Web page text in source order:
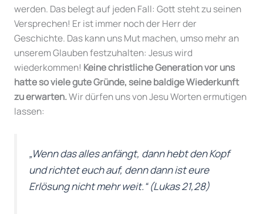
werden. Das belegt auf jeden Fall: Gott steht zu seinen
Versprechen! Er ist immer noch der Herr der
Geschichte. Das kann uns Mut machen, umso mehr an
unserem Glauben festzuhalten: Jesus wird
wiederkommen! Keine christliche Generation vor uns
hatte so viele gute Gründe, seine baldige Wiederkunft
zu erwarten.Wir dürfen uns von Jesu Worten ermutigen
lassen:
„Wenn das alles anfängt, dann hebt den Kopf
und richtet euch auf, denn dann ist eure
Erlösung nicht mehr weit.“(Lukas 21,28)